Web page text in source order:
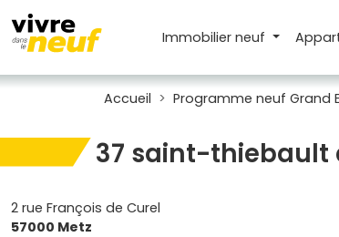
Immobilier neuf
Accueil Programme neuf Grand
37 saint-thiebault
2 rue François de Curel
57000 Metz